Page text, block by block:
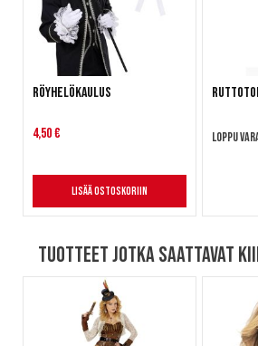
Röyhelökaulus
4,50 €
Lisää ostoskoriin
Loppu
Tuotteet jotka saattavat